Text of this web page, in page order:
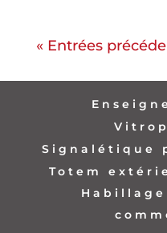
« Entrées
Signalétique
Totem